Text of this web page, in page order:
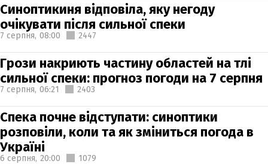
Синоптикиня відповіла, яку негоду
очікувати після сильної спеки
7 серпня, 08:00 2447
Грози накриють частину областей на тлі
сильної спеки: прогноз погоди на 7 серпня
7 серпня, 06:21 2403
Спека почне відступати: синоптики
розповіли, коли та як зміниться погода в
Україні
6 серпня, 20:00 1079